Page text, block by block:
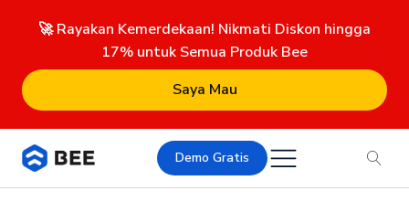
🚀 Rayakan Kemerdekaan! Nikmati Diskon hingga
17% untuk Semua Produk Bee
Saya Mau
Demo Gratis